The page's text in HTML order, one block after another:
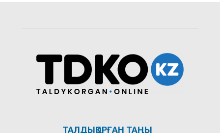
ТАЛДЫҚОРҒАН ТАҢЫ